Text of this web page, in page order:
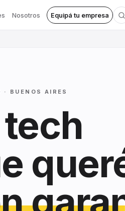
Nosotros Equipá tu empresa
· BUENOS AIRES
tech